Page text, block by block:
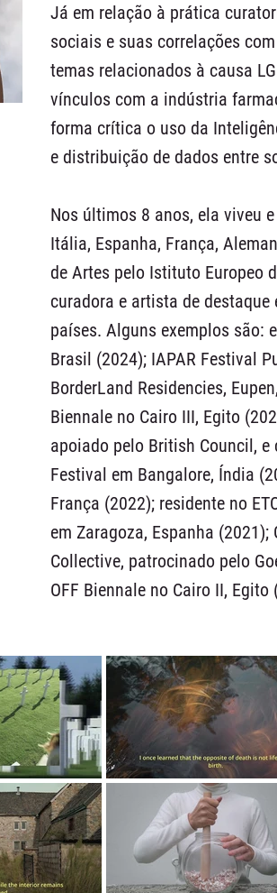
Já em relação à prática
sociais e suas correlações
temas relacionados à causa
vínculos com a indústria
forma crítica o uso da
e distribuição de dados entre
Nos últimos 8 anos, ela viveu
Itália, Espanha, França,
de Artes pelo Istituto Europeo
curadora e artista de
países. Alguns exemplos são:
Brasil (2024); IAPAR Festival
BorderLand Residencies,
Biennale no Cairo III, Egito
apoiado pelo British Council,
Festival em Bangalore, Índia
França (2022); residente no
em Zaragoza, Espanha (2021);
Collective, patrocinado pelo
OFF Biennale no Cairo II, Egito